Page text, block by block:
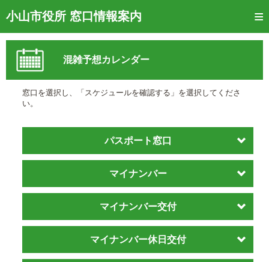
小山市役所 窓口情報案内
トップページ
窓口混雑状況
待ち状況確認
混雑予想カレンダー
窓口を選択し、「スケジュールを確認する」を選択してくださ
い。
パスポート窓口
マイナンバー
マイナンバー交付
マイナンバー休日交付